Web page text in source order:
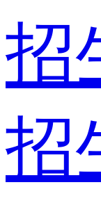
招
招